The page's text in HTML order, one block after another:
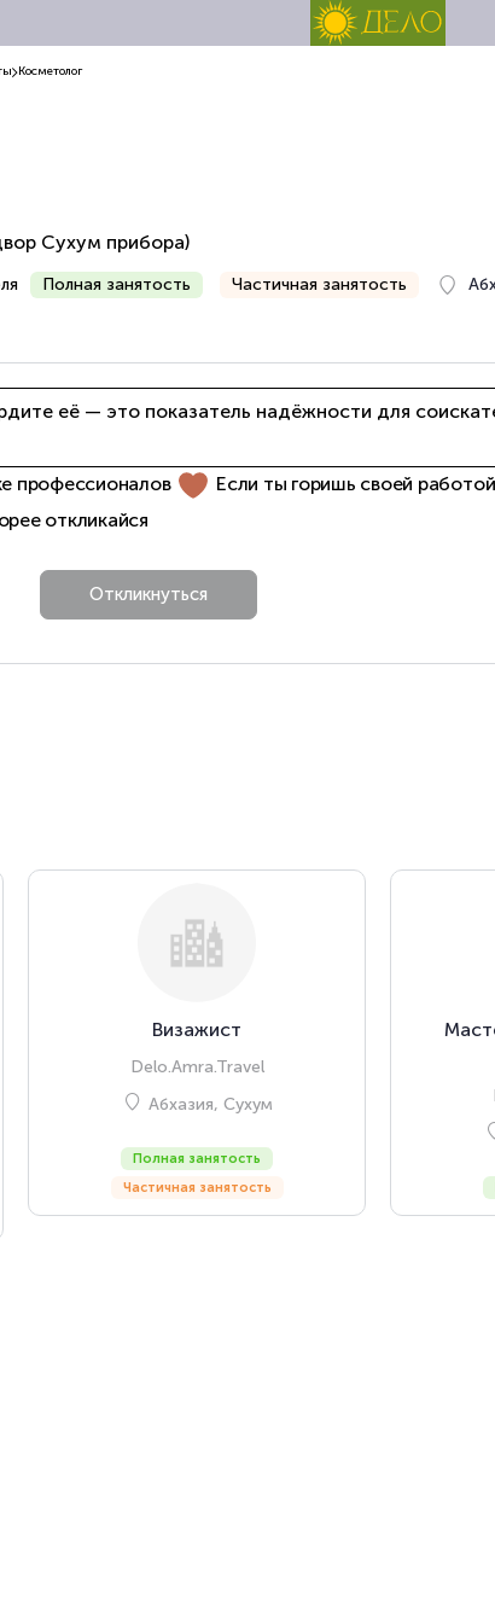
Косметолог
Сухум прибора)
Полная занятость Частичная занятость
её — это показатель надёжности для
профессионалов
Если ты горишь своей
откликайся
Визажист
Delo.Amra.Travel
Абхазия, Сухум
Полная занятость
Частичная занятость